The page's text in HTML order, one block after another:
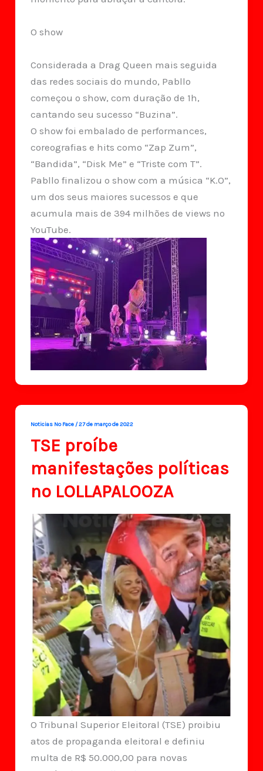
O show
Considerada a Drag Queen mais seguida
das redes sociais do mundo, Pabllo
começou o show, com duração de 1h,
cantando seu sucesso “Buzina”.
O show foi embalado de performances,
coreografias e hits como “Zap Zum”,
“Bandida”, “Disk Me” e “Triste com T”.
Pabllo finalizou o show com a música “K.O”,
um dos seus maiores sucessos e que
acumula mais de 394 milhões de views no
YouTube.
Noticias No Face /27 de março de 2022
TSE proíbe
manifestações políticas
no LOLLAPALOOZA
O Tribunal Superior Eleitoral (TSE) proibiu
atos de propaganda eleitoral e definiu
multa de R$ 50.000,00 para novas